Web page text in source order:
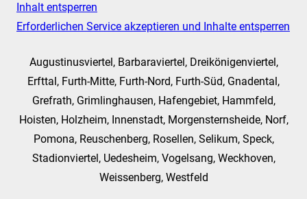
Inhalt entsperren
Erforderlichen Service akzeptieren und Inhalte entsperren
Augustinusviertel, Barbaraviertel, Dreikönigenviertel,
Erfttal, Furth-Mitte, Furth-Nord, Furth-Süd, Gnadental,
Grefrath, Grimlinghausen, Hafengebiet, Hammfeld,
Hoisten, Holzheim, Innenstadt, Morgensternsheide, Norf,
Pomona, Reuschenberg, Rosellen, Selikum, Speck,
Stadionviertel, Uedesheim, Vogelsang, Weckhoven,
Weissenberg, Westfeld